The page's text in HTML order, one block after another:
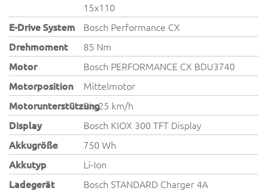
15x110
E-Drive System
Bosch Performance CX
Drehmoment
85 Nm
Motor
Bosch PERFORMANCE CX BDU3740
Motorposition
Mittelmotor
MotorunterstützungBis 25 km/h
Display
Bosch KIOX 300 TFT Display
Akkugröße
750 Wh
Akkutyp
Li-Ion
Ladegerät
Bosch STANDARD Charger 4A